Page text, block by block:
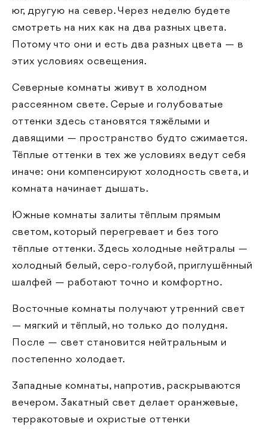
юг, другую на север. Через неделю будете
смотреть на них как на два разных цвета.
Потому что они и есть два разных цвета — в
этих условиях освещения.
Северные комнаты живут в холодном
рассеянном свете. Серые и голубоватые
оттенки здесь становятся тяжёлыми и
давящими — пространство будто сжимается.
Тёплые оттенки в тех же условиях ведут себя
иначе: они компенсируют холодность света, и
комната начинает дышать.
Южные комнаты залиты тёплым прямым
светом, который перегревает и без того
тёплые оттенки. Здесь холодные нейтралы —
холодный белый, серо-голубой, приглушённый
шалфей — работают точно и комфортно.
Восточные комнаты получают утренний свет
— мягкий и тёплый, но только до полудня.
После — свет становится нейтральным и
постепенно холодает.
Западные комнаты, напротив, раскрываются
вечером. Закатный свет делает оранжевые,
терракотовые и охристые оттенки